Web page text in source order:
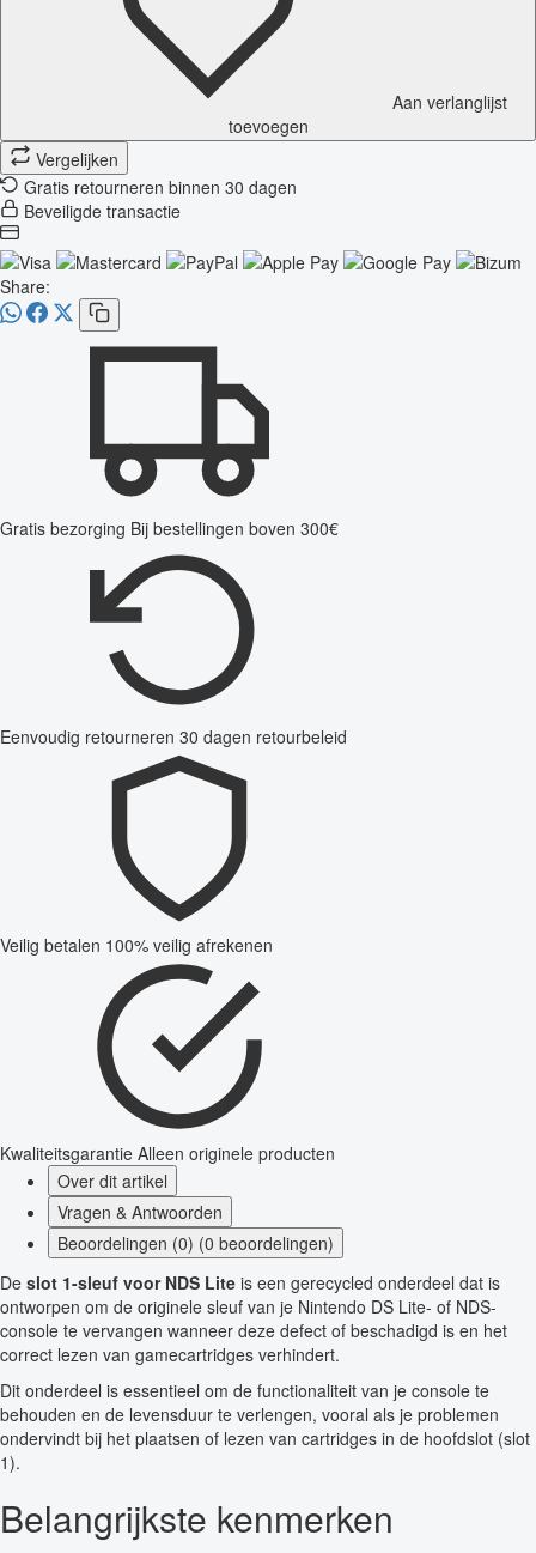
Aan verlanglijst
toevoegen
Vergelijken
Gratis retourneren binnen 30 dagen
Beveiligde transactie
Share:
Gratis bezorging Bij bestellingen boven 300€
Eenvoudig retourneren 30 dagen retourbeleid
Veilig betalen 100% veilig afrekenen
Kwaliteitsgarantie Alleen originele producten
Over dit artikel
Vragen & Antwoorden
Beoordelingen (0) (0 beoordelingen)
De slot 1-sleuf voor NDS Lite is een gerecycled onderdeel dat is
ontworpen om de originele sleuf van je Nintendo DS Lite- of NDS-
console te vervangen wanneer deze defect of beschadigd is en het
correct lezen van gamecartridges verhindert.
Dit onderdeel is essentieel om de functionaliteit van je console te
behouden en de levensduur te verlengen, vooral als je problemen
ondervindt bij het plaatsen of lezen van cartridges in de hoofdslot (slot
1).
Belangrijkste kenmerken